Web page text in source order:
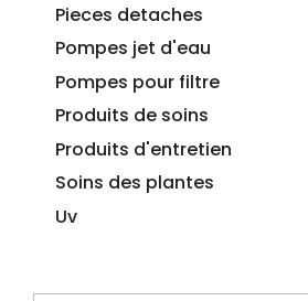
Pieces detaches
Pompes jet d'eau
Pompes pour filtre
Produits de soins
Produits d'entretien
Soins des plantes
Uv